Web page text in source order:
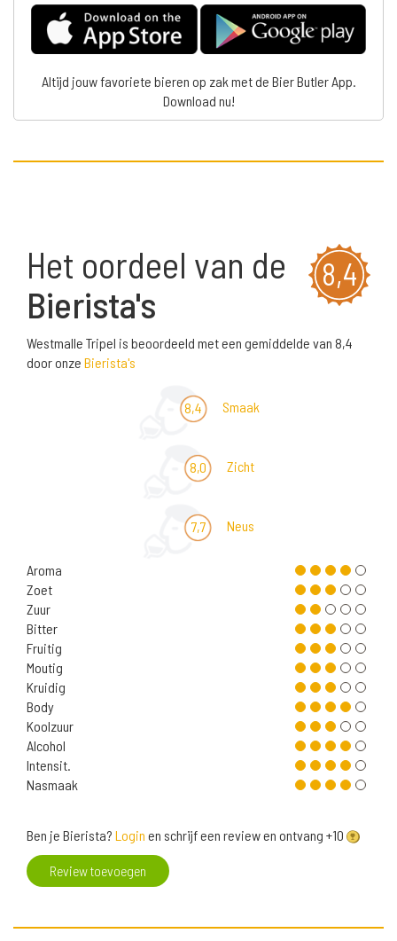
Altijd jouw favoriete bieren op zak met de Bier Butler App.
Download nu!
8,4
Het oordeel van de
Bierista's
Westmalle Tripel is beoordeeld met een gemiddelde van 8,4
door onze Bierista's
8,4 Smaak
8,0 Zicht
7,7 Neus
Aroma
Zoet
Zuur
Bitter
Fruitig
Moutig
Kruidig
Body
Koolzuur
Alcohol
Intensit.
Nasmaak
Ben je Bierista? Login en schrijf een review en ontvang +10
Review toevoegen